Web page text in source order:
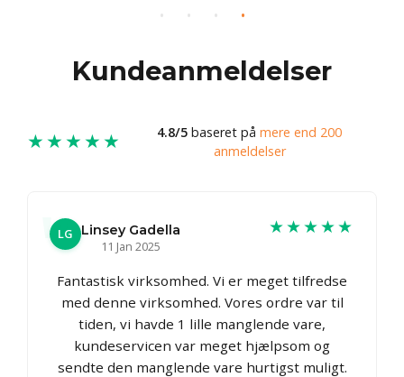
Kundeanmeldelser
★★★★★ 4.8/5 baseret på mere end 200
anmeldelser
LG
Linsey Gadella
11 Jan 2025
★★★★★
Fantastisk virksomhed. Vi er meget tilfredse
med denne virksomhed. Vores ordre var til
tiden, vi havde 1 lille manglende vare,
kundeservicen var meget hjælpsom og
sendte den manglende vare hurtigst muligt.